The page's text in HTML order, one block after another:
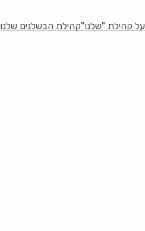
על קהילת "שלנו"קהילת הבשלנים שלנו